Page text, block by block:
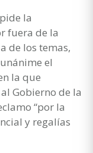
la
fuera de la
de los temas,
el
la que
Gobierno de la
“por la
y regalías